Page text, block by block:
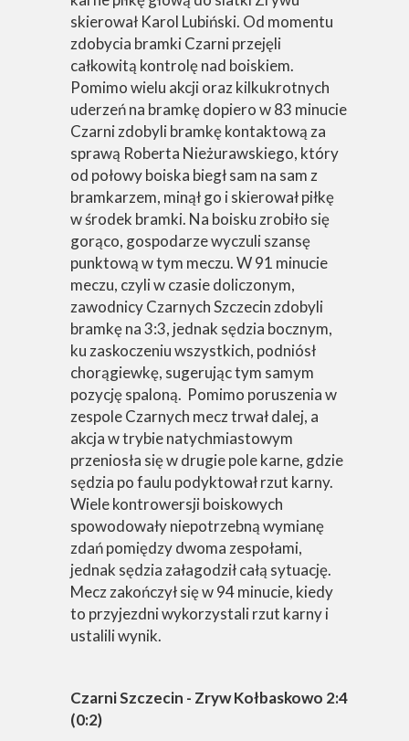
skierował Karol Lubiński. Od momentu
zdobycia bramki Czarni przejęli
całkowitą kontrolę nad boiskiem.
Pomimo wielu akcji oraz kilkukrotnych
uderzeń na bramkę dopiero w 83 minucie
Czarni zdobyli bramkę kontaktową za
sprawą Roberta Nieżurawskiego, który
od połowy boiska biegł sam na sam z
bramkarzem, minął go i skierował piłkę
w środek bramki. Na boisku zrobiło się
gorąco, gospodarze wyczuli szansę
punktową w tym meczu. W 91 minucie
meczu, czyli w czasie doliczonym,
zawodnicy Czarnych Szczecin zdobyli
bramkę na 3:3, jednak sędzia bocznym,
ku zaskoczeniu wszystkich, podniósł
chorągiewkę, sugerując tym samym
pozycję spaloną. Pomimo poruszenia w
zespole Czarnych mecz trwał dalej, a
akcja w trybie natychmiastowym
przeniosła się w drugie pole karne, gdzie
sędzia po faulu podyktował rzut karny.
Wiele kontrowersji boiskowych
spowodowały niepotrzebną wymianę
zdań pomiędzy dwoma zespołami,
jednak sędzia załagodził całą sytuację.
Mecz zakończył się w 94 minucie, kiedy
to przyjezdni wykorzystali rzut karny i
ustalili wynik.
Czarni Szczecin - Zryw Kołbaskowo 2:4
(0:2)